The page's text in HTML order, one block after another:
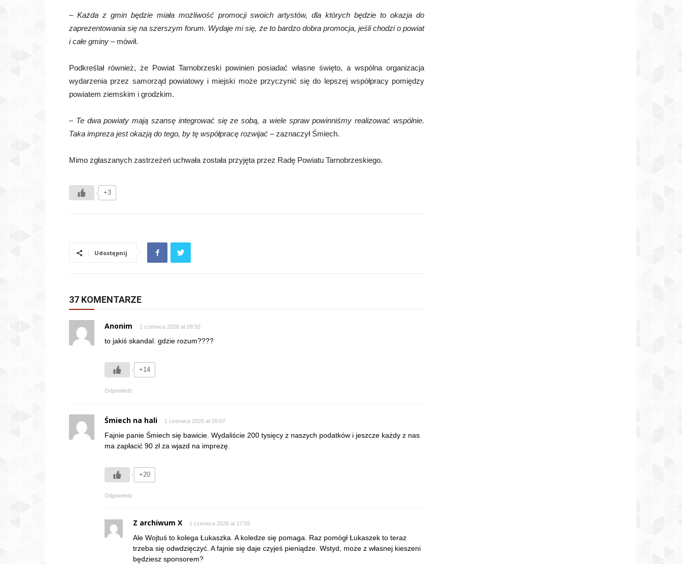
– Każda z gmin będzie miała możliwość promocji swoich artystów, dla których będzie to okazja do
zaprezentowania się na szerszym forum. Wydaje mi się, że to bardzo dobra promocja, jeśli chodzi o powiat
i całe gminy – mówił.
Podkreślał również, że Powiat Tarnobrzeski powinien posiadać własne święto, a wspólna organizacja
wydarzenia przez samorząd powiatowy i miejski może przyczynić się do lepszej współpracy pomiędzy
powiatem ziemskim i grodzkim.
– Te dwa powiaty mają szansę integrować się ze sobą, a wiele spraw powinniśmy realizować wspólnie.
Taka impreza jest okazją do tego, by tę współpracę rozwijać – zaznaczył Śmiech.
Mimo zgłaszanych zastrzeżeń uchwała została przyjęta przez Radę Powiatu Tarnobrzeskiego.
+3
Udostępnij
37 KOMENTARZE
Anonim 1 czerwca 2026 at 09:55
to jakiś skandal. gdzie rozum????
+14
Odpowiedz
Śmiech na hali 1 czerwca 2026 at 09:57
Fajnie panie Śmiech się bawicie. Wydaliście 200 tysięcy z naszych podatków i jeszcze każdy z nas
ma zapłacić 90 zł za wjazd na imprezę.
+20
Odpowiedz
Z archiwum X 1 czerwca 2026 at 17:55
Ale Wojtuś to kolega Łukaszka. A koledze się pomaga. Raz pomógł Łukaszek to teraz
trzeba się odwdzięczyć. A fajnie się daje czyjeś pieniądze. Wstyd, może z własnej kieszeni
będziesz sponsorem?